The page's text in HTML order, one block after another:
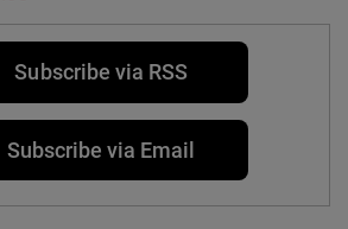
Subscribe via RSS
Subscribe via Email